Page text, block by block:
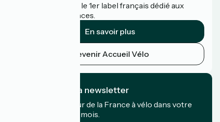
Accueil Vélo c'est le 1er label français dédié aux
cyclistes en vacances.
En savoir plus
Devenir Accueil Vélo
Je m'abonne à la newsletter
Recevez le meilleur de la France à vélo dans votre
boîte mail chaque mois.